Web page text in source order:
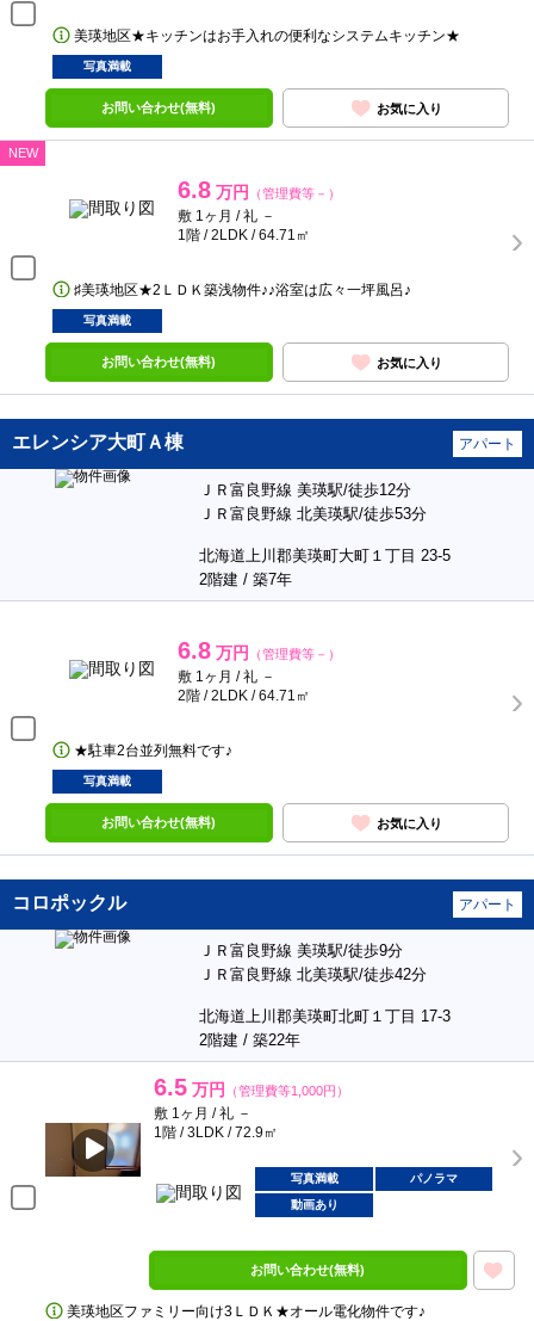
美瑛地区★キッチンはお手入れの便利なシステムキッチン★
写真満載
お問い合わせ(無料) お気に入り
NEW
6.8 万円 （管理費等－）
敷 1ヶ月 / 礼 －
1階 / 2LDK / 64.71㎡
♯美瑛地区★2ＬＤＫ築浅物件♪♪浴室は広々一坪風呂♪
写真満載
お問い合わせ(無料) お気に入り
エレンシア大町Ａ棟 アパート
ＪＲ富良野線 美瑛駅/徒歩12分
ＪＲ富良野線 北美瑛駅/徒歩53分
北海道上川郡美瑛町大町１丁目 23-5
2階建 / 築7年
6.8 万円 （管理費等－）
敷 1ヶ月 / 礼 －
2階 / 2LDK / 64.71㎡
★駐車2台並列無料です♪
写真満載
お問い合わせ(無料) お気に入り
コロポックル アパート
ＪＲ富良野線 美瑛駅/徒歩9分
ＪＲ富良野線 北美瑛駅/徒歩42分
北海道上川郡美瑛町北町１丁目 17-3
2階建 / 築22年
6.5 万円 （管理費等1,000円）
敷 1ヶ月 / 礼 －
1階 / 3LDK / 72.9㎡
写真満載
パノラマ
動画あり
お問い合わせ(無料)
美瑛地区ファミリー向け3ＬＤＫ★オール電化物件です♪